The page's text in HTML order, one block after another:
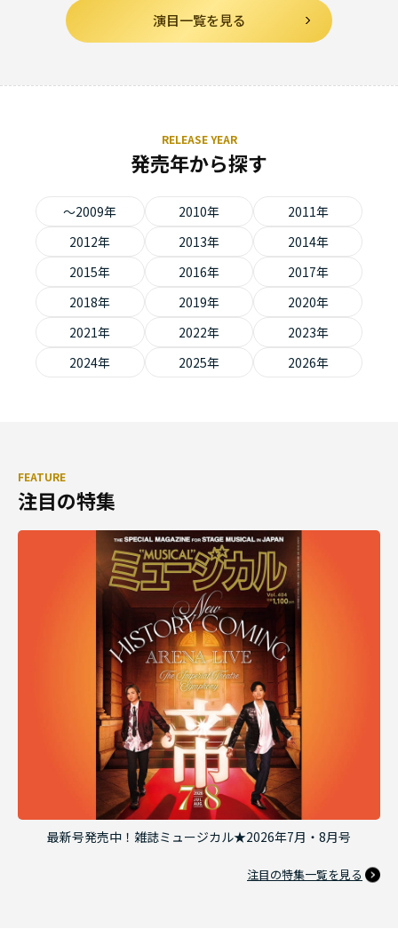
演目一覧を見る
RELEASE YEAR
発売年から探す
～2009年 2010年
2011年
2012年
2013年
2014年
2015年
2016年
2017年
2018年
2019年
2020年
2021年
2022年
2023年
2024年
2025年 2026年
FEATURE
注目の特集
最新号発売中！雑誌ミュージカル★2026年7月・8月号
注目の特集一覧を見る